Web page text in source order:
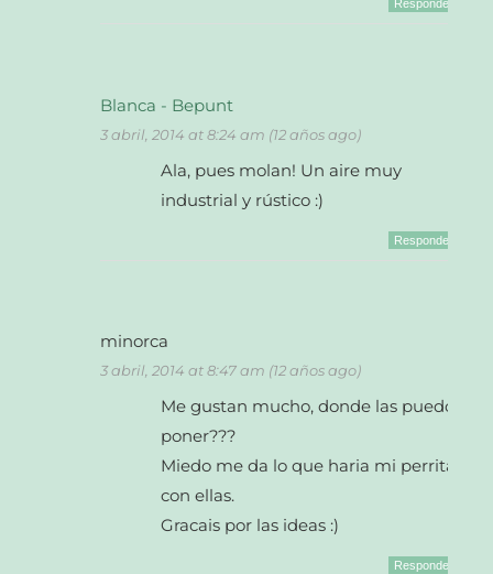
Responder
Blanca - Bepunt
3 abril, 2014 at 8:24 am (12 años ago)
Ala, pues molan! Un aire muy
industrial y rústico :)
Responder
minorca
3 abril, 2014 at 8:47 am (12 años ago)
Me gustan mucho, donde las puedo
poner???
Miedo me da lo que haria mi perrita
con ellas.
Gracais por las ideas :)
Responder